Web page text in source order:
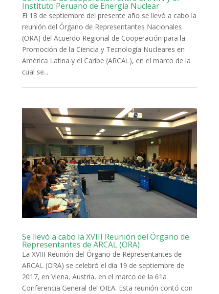
Instituto Peruano de Energía Nuclear
El 18 de septiembre del presente año se llevó a cabo la
reunión del Órgano de Representantes Nacionales
(ORA) del Acuerdo Regional de Cooperación para la
Promoción de la Ciencia y Tecnología Nucleares en
América Latina y el Caribe (ARCAL), en el marco de la
cual se...
Se llevó a cabo la XVIII Reunión del Órgano de
Representantes de ARCAL (ORA)
La XVIII Reunión del Órgano de Representantes de
ARCAL (ORA) se celebró el día 19 de septiembre de
2017, en Viena, Austria, en el marco de la 61a
Conferencia General del OIEA. Esta reunión contó con